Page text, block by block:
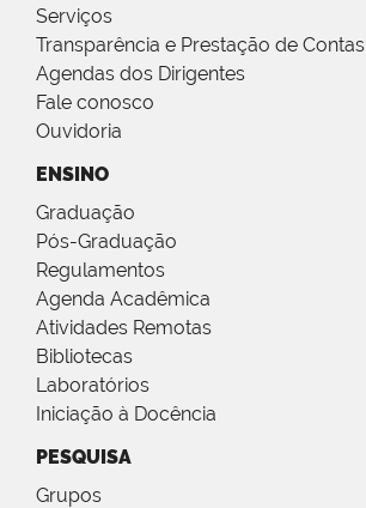
Serviços
Transparência e Prestação de Contas
Agendas dos Dirigentes
Fale conosco
Ouvidoria
ENSINO
Graduação
Pós-Graduação
Regulamentos
Agenda Acadêmica
Atividades Remotas
Bibliotecas
Laboratórios
Iniciação à Docência
PESQUISA
Grupos